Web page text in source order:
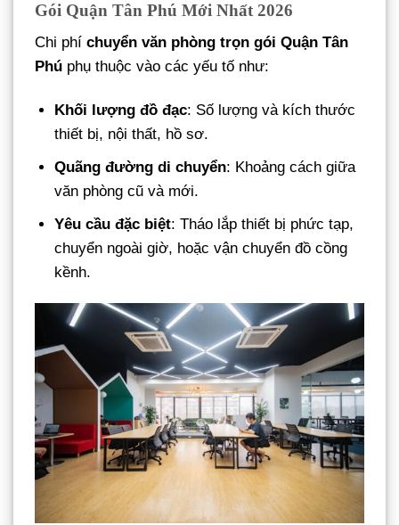
Gói Quận Tân Phú Mới Nhất 2026
Chi phí chuyển văn phòng trọn gói Quận Tân
Phú phụ thuộc vào các yếu tố như:
Khối lượng đồ đạc: Số lượng và kích thước
thiết bị, nội thất, hồ sơ.
Quãng đường di chuyển: Khoảng cách giữa
văn phòng cũ và mới.
Yêu cầu đặc biệt: Tháo lắp thiết bị phức tạp,
chuyển ngoài giờ, hoặc vận chuyển đồ cồng
kềnh.